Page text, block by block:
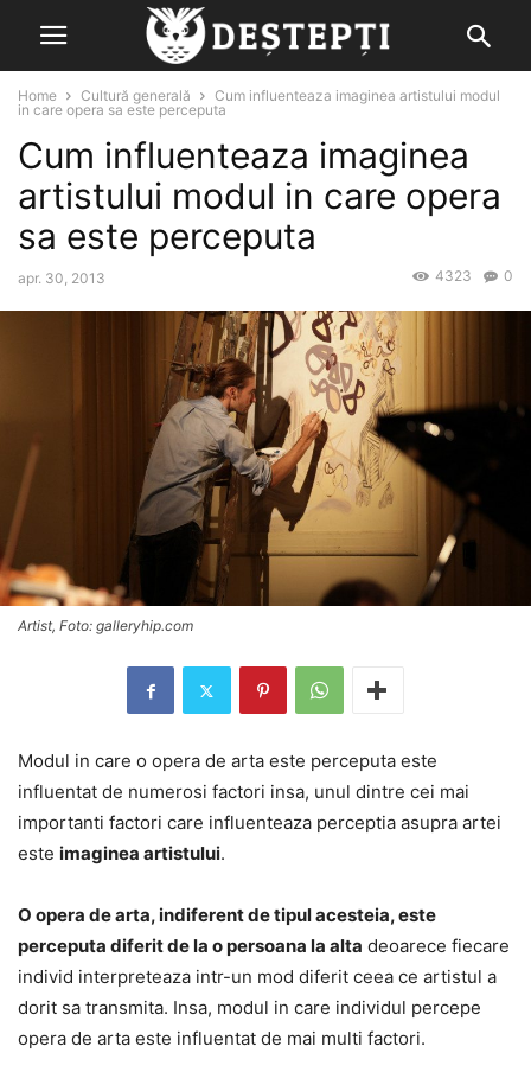
Home Cultură generală
Cum influenteaza imaginea artistului modul
in care opera sa este perceputa
Cum influenteaza imaginea
artistului modul in care opera
sa este perceputa
apr. 30, 2013 0
4323
Artist, Foto: galleryhip.com
Modul in care o opera de arta este perceputa este
influentat de numerosi factori insa, unul dintre cei mai
importanti factori care influenteaza perceptia asupra artei
este imaginea artistului.
O opera de arta, indiferent de tipul acesteia, este
perceputa diferit de la o persoana la alta deoarece fiecare
individ interpreteaza intr-un mod diferit ceea ce artistul a
dorit sa transmita. Insa, modul in care individul percepe
opera de arta este influentat de mai multi factori.